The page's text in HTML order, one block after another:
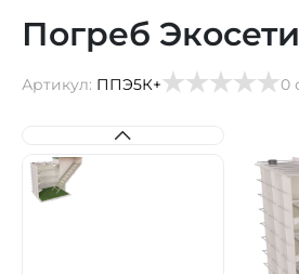
Погреб
Артикул: ППЭ5К+ 0